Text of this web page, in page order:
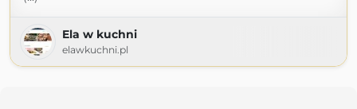
Ela w kuchni
elawkuchni.pl